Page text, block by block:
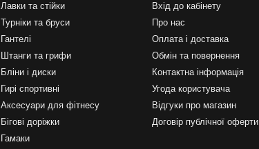
Лавки та стійки
Турніки та бруси
Гантелі
Штанги та грифи
Бліни і диски
Гирі спортивні
Аксесуари для фітнесу
Бігові доріжки
Гамаки
Вхід до кабінету
Про нас
Оплата і доставка
Обмін та повернення
Контактна інформація
Угода користувача
Відгуки про магазин
Договір публічної оферти